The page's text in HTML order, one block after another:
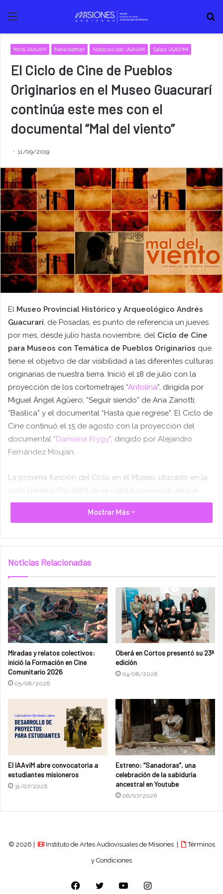
Menú
Mirá IAAviM Newsletter Noticias del IAAviM Salas IAAVIM
El Ciclo de Cine de Pueblos
Originarios en el Museo Guacurarí
continúa este mes con el
documental “Mal del viento”
11/09/2019
El Museo Provincial Histórico y Arqueológico Andrés
Guacurarí, de Posadas, es punto de referencia un jueves
por mes, desde julio hasta noviembre, del Ciclo de Cine
para Museos con Temática de Pueblos Originarios que
tiene el objetivo de dar visibilidad a las diferentes culturas
originarias de nuestra tierra. Inició el 18 de julio con la
proyección de los cortometrajes “Antolina“, dirigida por
Miguel Ángel Agüero; “Seguir siendo” de Ana Zanotti;
“Basílica” y el documental “Hasta que regrese”. El Ciclo de
Cine continuó el 15 de agosto con la proyección del
documental “Damiana Krygy“, dirigido por Alejandro
Fernández Mouján.
La próxima función del Ciclo en el Museo, ubicado en la
calle General Paz 1865 de la capital provincial, será el
jueves 19 de septiembre a las 19:00 con el documental
de Ximena González, que pone su
cirugía cardíaca y sus padres se niegan a realizarla. En
este audiovisual, González registra las instancias del caso
que generó un fuerte debate de trascendencia nacional
que involucró discusiones de índole religiosas, culturales,
sanitarias y bioéticas.
Mostrar Más
Noticias Relacionadas
Miradas y relatos colectivos:
inició la Formación en Cine
Comunitario 2026
05/08/2026
Oberá en Cortos presentó su 23ª
edición
04/08/2026
El IAAviM abre convocatoria a
estudiantes misioneros
31/07/2026
Estreno: “Sanadoras”, una
celebración de la sabiduría
ancestral en Youtube
06/07/2026
© 2026 | Instituto de Artes Audiovisuales de Misiones | Términos
y Condiciones
Facebook
TwitterYouTubeInstagram